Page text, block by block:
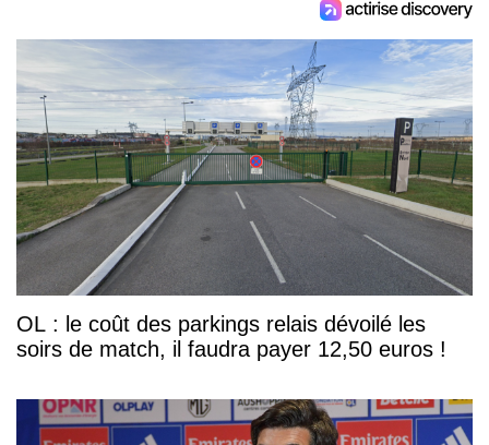
OL : le coût des parkings relais dévoilé les
soirs de match, il faudra payer 12,50 euros !